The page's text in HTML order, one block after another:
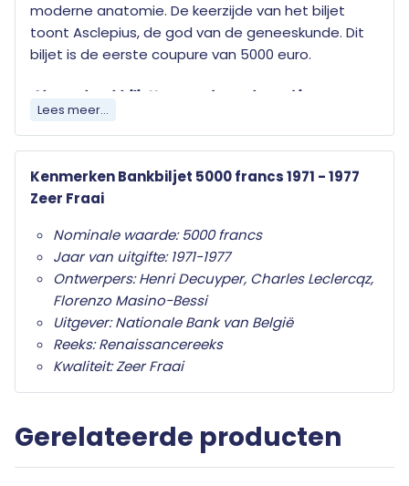
moderne anatomie. De keerzijde van het biljet
toont Asclepius, de god van de geneeskunde. Dit
biljet is de eerste coupure van 5000 euro.
Al onze bankbiljetten worden geleverd in
transparante beschermverpakking.
afwijken van deze afbeelding maar niet onder doen aan kwaliteit en
Lees meer...
Kenmerken Bankbiljet 5000 francs 1971 - 1977
Zeer Fraai
Nominale waarde: 5000 francs
Jaar van uitgifte: 1971-1977
Ontwerpers: Henri Decuyper, Charles Leclercqz,
Florenzo Masino-Bessi
Uitgever: Nationale Bank van België
Reeks: Renaissancereeks
Kwaliteit: Zeer Fraai
Gerelateerde producten